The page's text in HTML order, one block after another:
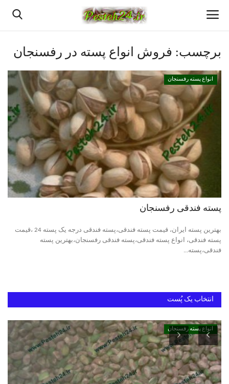
خانه
پسته اعلا رفسنجان
قیمت روزانه پسته رفسنجان
بهترین پسته رفسنجان
پسته رفسنجان
انواع پسته رفسنجان
خرید پسته رفسنجان
دانستنیهای پـسـتـه رفسنجان
برچسب: فروش انواع پسته در رفسنجان
انواع پسته رفسنجان
پسته فندقی رفسنجان
بهترین پسته ایران، قیمت پسته فندقی،پسته فندقی درجه یک پسته 24 ،قیمت
پسته فندقی، انواع پسته فندقی،پسته فندقی رفسنجان،بهترین پسته
فندقی،پسته...
انتخاب یک پُست
انواع پسته رفسنجان